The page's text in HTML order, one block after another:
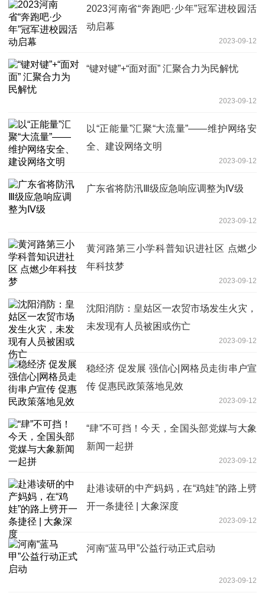
​2023河南省“奔跑吧·少年”冠军进校园活
动启幕
2023-09-12
“键对键”+“面对面” 汇聚合力为民解忧
2023-09-12
以“正能量”汇聚“大流量”——维护网络安
全、建设网络文明
2023-09-12
广东省将防汛Ⅲ级应急响应调整为Ⅳ级
2023-09-12
黄河路第三小学科普知识进社区 点燃少
年科技梦
2023-09-12
沈阳消防：皇姑区一农贸市场发生火灾，
未发现有人员被困或伤亡
2023-09-12
稳经济 促发展 强信心|网格员走街串户宣
传 促惠民政策落地见效
2023-09-12
“肆”不可挡！今天，全国头部党媒与大象
新闻一起拼
2023-09-12
赴港读研的中产妈妈，在“鸡娃”的路上劈
开一条捷径 | 大象深度
2023-09-12
河南“蓝马甲”公益行动正式启动
2023-09-12